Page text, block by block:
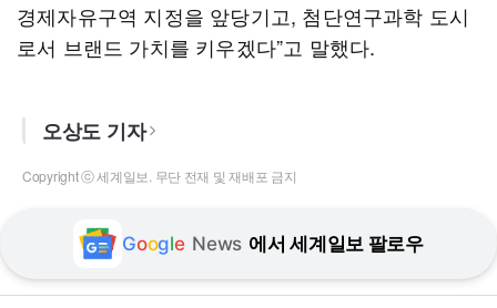
경제자유구역 지정을 앞당기고, 첨단연구과학 도시
로서 브랜드 가치를 키우겠다”고 말했다.
오상도 기자
Copyright ⓒ 세계일보. 무단 전재 및 재배포 금지
Google News 에서 세계일보 팔로우